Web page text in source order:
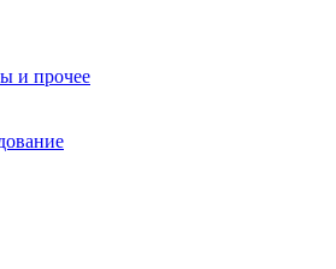
и прочее